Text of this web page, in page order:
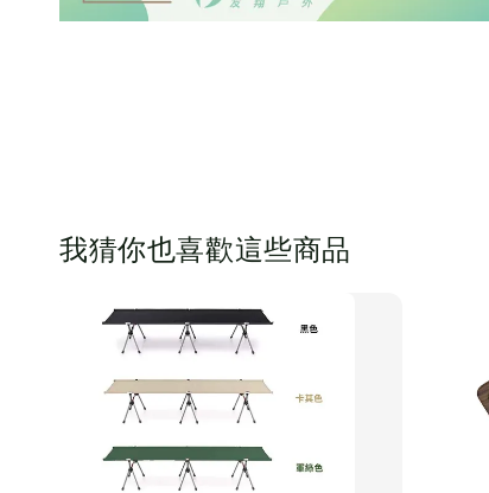
我猜你也喜歡這些商品